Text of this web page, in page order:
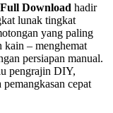
Download hadir
lunak tingkat
yang paling
– menghemat
persiapan manual.
pengrajin DIY,
cepat